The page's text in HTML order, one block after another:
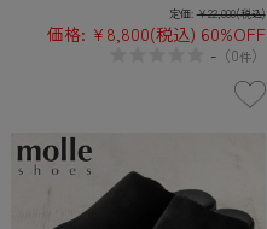
定価: ¥22,000(税込)
価格: ¥8,800(税込) 60%OFF
-（0件）